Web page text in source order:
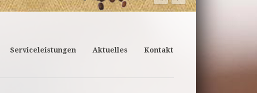
Serviceleistungen Aktuelles Kontakt
Vielfalt mit Raffinesse, Eleganz und Stil